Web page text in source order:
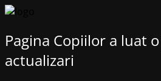
Pagina Copiilor a luat
actualizari